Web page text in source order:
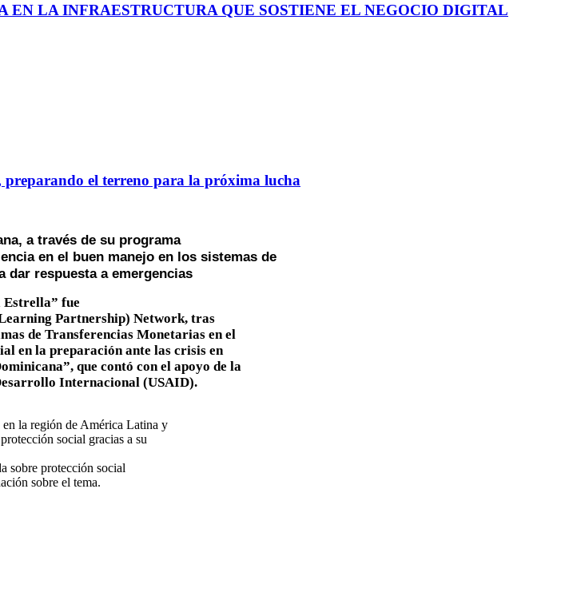
LA INFRAESTRUCTURA QUE SOSTIENE EL NEGOCIO DIGITAL
el terreno para la próxima lucha
a través de su programa
en el buen manejo en los sistemas de
dar respuesta a emergencias
Estrella” fue
Partnership) Network, tras
de Transferencias Monetarias en el
en la preparación ante las crisis en
que contó con el apoyo de la
Internacional (USAID).
en la región de América Latina y
social gracias a su
sobre protección social
sobre el tema.